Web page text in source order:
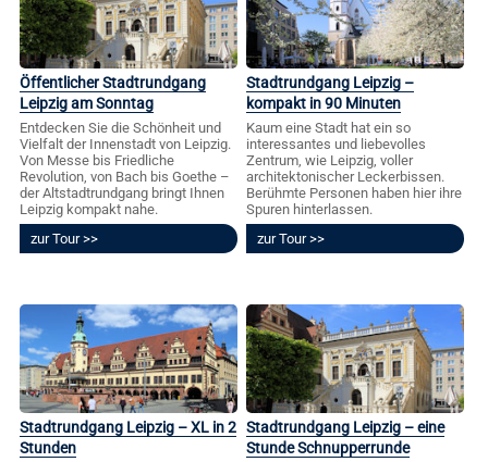
Öffentlicher Stadtrundgang
Leipzig am Sonntag
Entdecken Sie die Schönheit und
Vielfalt der Innenstadt von Leipzig.
Von Messe bis Friedliche
Revolution, von Bach bis Goethe –
der Altstadtrundgang bringt Ihnen
Leipzig kompakt nahe.
zur Tour
Stadtrundgang Leipzig –
kompakt in 90 Minuten
Kaum eine Stadt hat ein so
interessantes und liebevolles
Zentrum, wie Leipzig, voller
architektonischer Leckerbissen.
Berühmte Personen haben hier ihre
Spuren hinterlassen.
zur Tour
Stadtrundgang Leipzig – XL in 2
Stunden
Stadtrundgang Leipzig – eine
Stunde Schnupperrunde